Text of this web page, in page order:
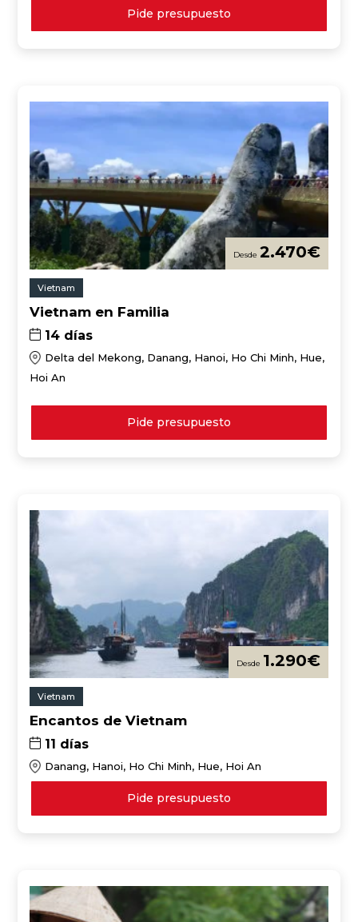
Pide presupuesto
2.470€
Vietnam
Vietnam en Familia
14 días
Delta del Mekong, Danang, Hanoi, Ho Chi Minh, Hue,
Hoi An
Pide presupuesto
1.290€
Vietnam
Encantos de Vietnam
11 días
Danang, Hanoi, Ho Chi Minh, Hue, Hoi An
Pide presupuesto